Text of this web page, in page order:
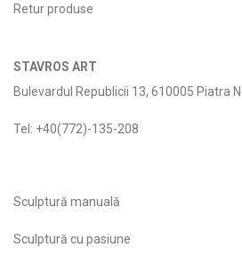
Retur produse
STAVROS ART
Bulevardul Republicii 13, 610005 Piatra
Tel: +40(772)-135-208
Sculptură manuală
Sculptură cu pasiune